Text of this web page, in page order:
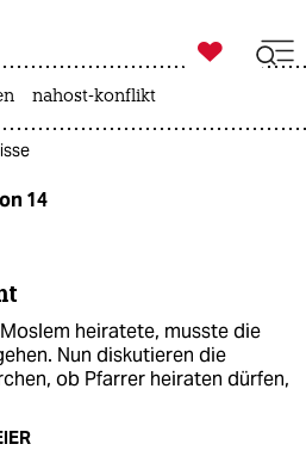
zahl ich
ich

taz zahl ich
nahost-konflikt
14
Moslem heiratete, musste die
Nun diskutieren die
ob Pfarrer heiraten dürfen,